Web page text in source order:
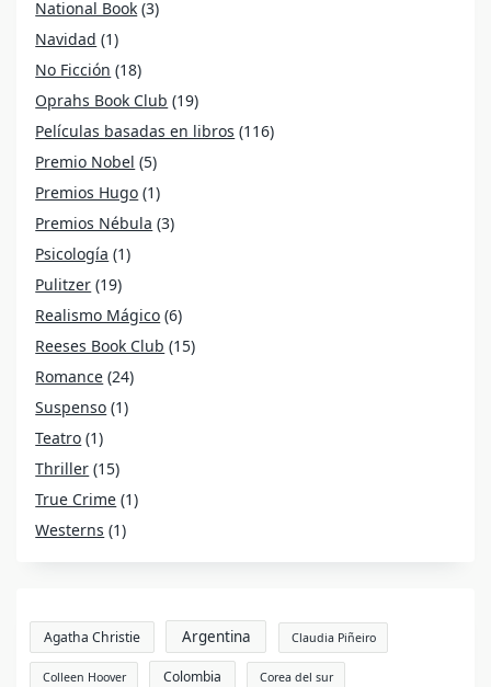
National Book (3)
Navidad (1)
No Ficción (18)
Oprahs Book Club (19)
Películas basadas en libros (116)
Premio Nobel (5)
Premios Hugo (1)
Premios Nébula (3)
Psicología (1)
Pulitzer (19)
Realismo Mágico (6)
Reeses Book Club (15)
Romance (24)
Suspenso (1)
Teatro (1)
Thriller (15)
True Crime (1)
Westerns (1)
Agatha Christie Argentina Claudia Piñeiro
Colleen Hoover Colombia Corea del sur